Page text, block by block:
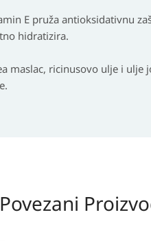
E pruža antioksidativnu
hidratizira.
maslac, ricinusovo ulje i
Povezani